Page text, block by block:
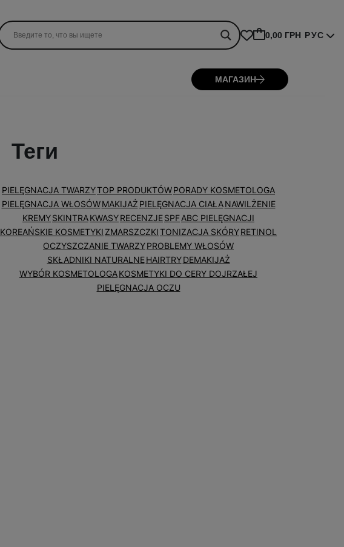
0,00 ГРН РУС
МАГАЗИН
Теги
PIELĘGNACJA TWARZYTOP PRODUKTÓWPORADY KOSMETOLOGA
PIELĘGNACJA WŁOSÓW MAKIJAŻ PIELĘGNACJA CIAŁA NAWILŻENIE
KREMYSKINTRAKWASYRECENZJESPFABC PIELĘGNACJI
KOREAŃSKIE KOSMETYKI ZMARSZCZKITONIZACJA SKÓRYRETINOL
OCZYSZCZANIE TWARZYPROBLEMY WŁOSÓW
SKŁADNIKI NATURALNE HAIRTRY DEMAKIJAŻ
WYBÓR KOSMETOLOGAKOSMETYKI DO CERY DOJRZAŁEJ
PIELĘGNACJA OCZU